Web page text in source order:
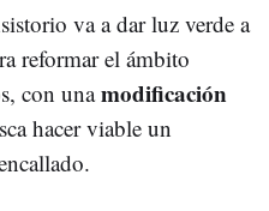
va a dar luz verde a
reformar el ámbito
con unamodificación
hacer viable un